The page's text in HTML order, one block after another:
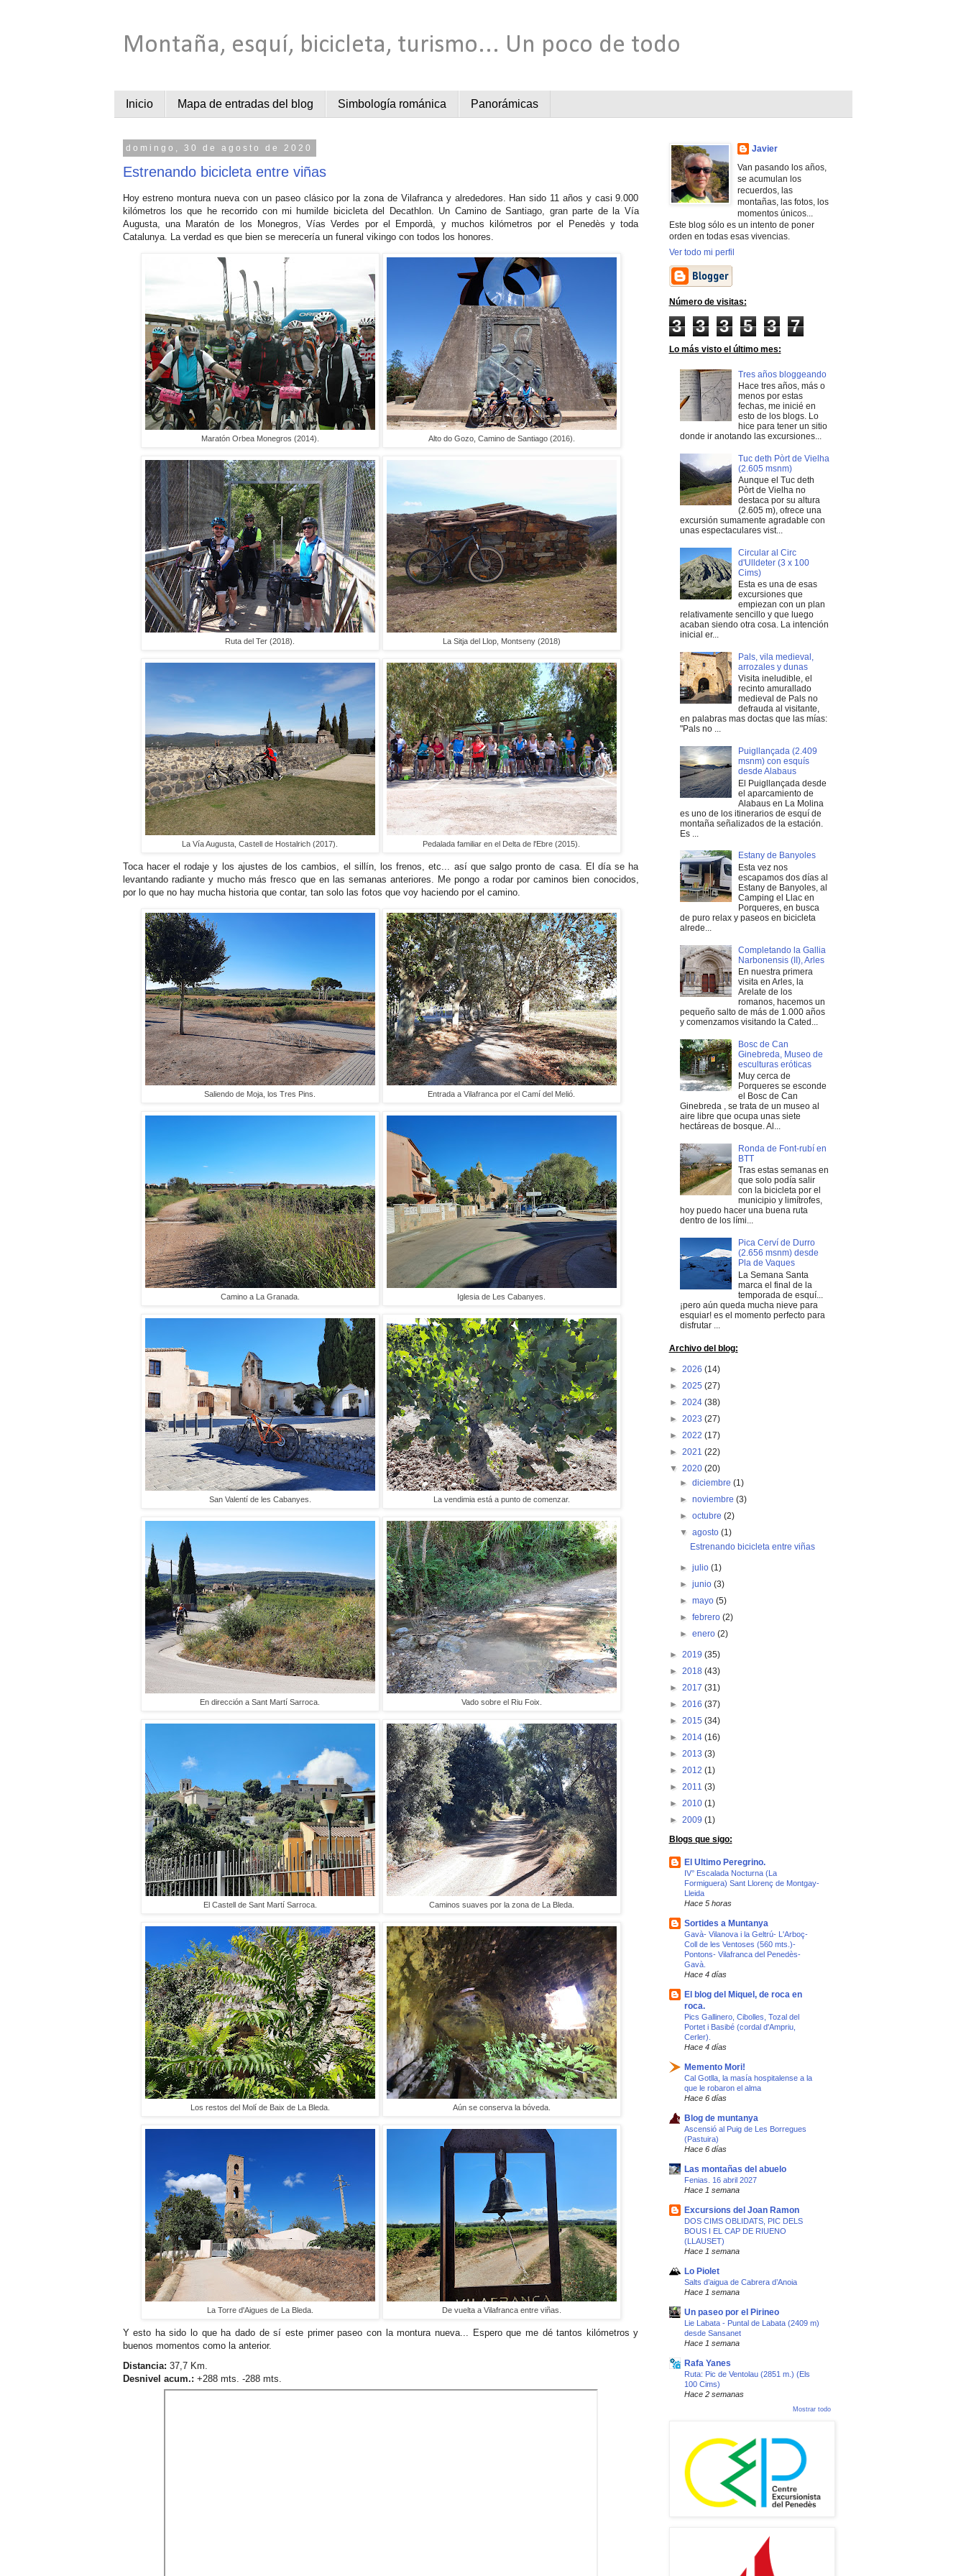
Montaña, esquí, bicicleta, turismo... Un poco de todo
Inicio Mapa de entradas del blog Simbología románica Panorámicas
domingo, 30 de agosto de 2020
Estrenando bicicleta entre viñas
Hoy estreno montura nueva con un paseo clásico por la zona de Vilafranca y alrededores. Han sido 11 años y casi 9.000
kilómetros los que he recorrido con mi humilde bicicleta del Decathlon. Un Camino de Santiago, gran parte de la Vía
Augusta, una Maratón de los Monegros, Vías Verdes por el Empordà, y muchos kilómetros por el Penedès y toda
Catalunya. La verdad es que bien se merecería un funeral vikingo con todos los honores.
Maratón Orbea Monegros (2014). Alto do Gozo, Camino de Santiago (2016).
Ruta del Ter (2018). La Sitja del Llop, Montseny (2018)
La Vía Augusta, Castell de Hostalrich (2017). Pedalada familiar en el Delta de l'Ebre (2015).
Toca hacer el rodaje y los ajustes de los cambios, el sillín, los frenos, etc... así que salgo pronto de casa. El día se ha
levantando radiante y mucho más fresco que en las semanas anteriores. Me pongo a rodar por caminos bien conocidos,
por lo que no hay mucha historia que contar, tan solo las fotos que voy haciendo por el camino.
Saliendo de Moja, los Tres Pins. Entrada a Vilafranca por el Camí del Melió.
Camino a La Granada. Iglesia de Les Cabanyes.
San Valentí de les Cabanyes. La vendimia está a punto de comenzar.
En dirección a Sant Martí Sarroca. Vado sobre el Riu Foix.
El Castell de Sant Martí Sarroca. Caminos suaves por la zona de La Bleda.
Los restos del Molí de Baix de La Bleda. Aún se conserva la bóveda.
La Torre d'Aigues de La Bleda. De vuelta a Vilafranca entre viñas.
Y esto ha sido lo que ha dado de sí este primer paseo con la montura nueva... Espero que me dé tantos kilómetros y
buenos momentos como la anterior.
Distancia: 37,7 Km.
Desnivel acum.: +288 mts. -288 mts.
Javier
Van pasando los años,
se acumulan los
recuerdos, las
montañas, las fotos, los
momentos únicos...
Este blog sólo es un intento de poner
orden en todas esas vivencias.
Ver todo mi perfil
Número de visitas:
3 3 3 5 3 7
Lo más visto el último mes:
Tres años bloggeando
Hace tres años, más o
menos por estas
fechas, me inicié en
esto de los blogs. Lo
hice para tener un sitio
donde ir anotando las excursiones...
Tuc deth Pòrt de Vielha
(2.605 msnm)
Aunque el Tuc deth
Pòrt de Vielha no
destaca por su altura
(2.605 m), ofrece una
excursión sumamente agradable con
unas espectaculares vist...
Circular al Circ
d'Ulldeter (3 x 100
Cims)
Esta es una de esas
excursiones que
empiezan con un plan
relativamente sencillo y que luego
acaban siendo otra cosa. La intención
inicial er...
Pals, vila medieval,
arrozales y dunas
Visita ineludible, el
recinto amurallado
medieval de Pals no
defrauda al visitante,
en palabras mas doctas que las mías:
"Pals no ...
Puigllançada (2.409
msnm) con esquís
desde Alabaus
El Puigllançada desde
el aparcamiento de
Alabaus en La Molina
es uno de los itinerarios de esquí de
montaña señalizados de la estación.
Es ...
Estany de Banyoles
Esta vez nos
escapamos dos días al
Estany de Banyoles, al
Camping el Llac en
Porqueres, en busca
de puro relax y paseos en bicicleta
alrede...
Completando la Gallia
Narbonensis (II), Arles
En nuestra primera
visita en Arles, la
Arelate de los
romanos, hacemos un
pequeño salto de más de 1.000 años
y comenzamos visitando la Cated...
Bosc de Can
Ginebreda, Museo de
esculturas eróticas
Muy cerca de
Porqueres se esconde
el Bosc de Can
Ginebreda , se trata de un museo al
aire libre que ocupa unas siete
hectáreas de bosque. Al...
Ronda de Font-rubí en
BTT
Tras estas semanas en
que solo podía salir
con la bicicleta por el
municipio y limítrofes,
hoy puedo hacer una buena ruta
dentro de los lími...
Pica Cerví de Durro
(2.656 msnm) desde
Pla de Vaques
La Semana Santa
marca el final de la
temporada de esquí...
¡pero aún queda mucha nieve para
esquiar! es el momento perfecto para
disfrutar ...
Archivo del blog:
► 2026 (14)
► 2025 (27)
► 2024 (38)
► 2023 (27)
► 2022 (17)
► 2021 (22)
▼ 2020 (20)
► diciembre (1)
► noviembre (3)
► octubre (2)
▼ agosto (1)
Estrenando bicicleta entre viñas
► julio (1)
► junio (3)
► mayo (5)
► febrero (2)
► enero (2)
► 2019 (35)
► 2018 (43)
► 2017 (31)
► 2016 (37)
► 2015 (34)
► 2014 (16)
► 2013 (3)
► 2012 (1)
► 2011 (3)
► 2010 (1)
► 2009 (1)
Blogs que sigo:
El Ultimo Peregrino.
IV° Escalada Nocturna (La
Formiguera) Sant Llorenç de Montgay-
Lleida
Hace 5 horas
Sortides a Muntanya
Gavà- Vilanova i la Geltrú- L'Arboç-
Coll de les Ventoses (560 mts.)-
Pontons- Vilafranca del Penedès-
Gavà.
Hace 4 días
El blog del Miquel, de roca en
roca.
Pics Gallinero, Cibolles, Tozal del
Portet i Basibé (cordal d'Ampriu,
Cerler).
Hace 4 días
Memento Mori!
Cal Gotlla, la masía hospitalense a la
que le robaron el alma
Hace 6 días
Blog de muntanya
Ascensió al Puig de Les Borregues
(Pastuira)
Hace 6 días
Las montañas del abuelo
Fenias. 16 abril 2027
Hace 1 semana
Excursions del Joan Ramon
DOS CIMS OBLIDATS, PIC DELS
BOUS I EL CAP DE RIUENO
(LLAUSET)
Hace 1 semana
Lo Piolet
Salts d’aigua de Cabrera d’Anoia
Hace 1 semana
Un paseo por el Pirineo
Lie Labata - Puntal de Labata (2409 m)
desde Sansanet
Hace 1 semana
Rafa Yanes
Ruta: Pic de Ventolau (2851 m.) (Els
100 Cims)
Hace 2 semanas
Mostrar todo